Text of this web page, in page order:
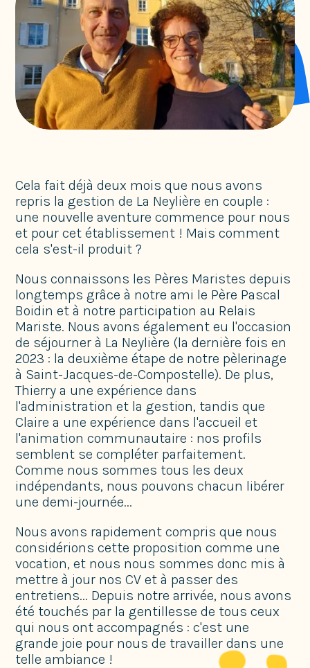
Non catégorisé
Cela fait déjà deux mois que nous avons
repris la gestion de La Neylière en couple :
une nouvelle aventure commence pour nous
et pour cet établissement ! Mais comment
cela s'est-il produit ?
Nous connaissons les Pères Maristes depuis
longtemps grâce à notre ami le Père Pascal
Boidin et à notre participation au Relais
Mariste. Nous avons également eu l'occasion
de séjourner à La Neylière (la dernière fois en
2023 : la deuxième étape de notre pèlerinage
à Saint-Jacques-de-Compostelle). De plus,
Thierry a une expérience dans
l'administration et la gestion, tandis que
Claire a une expérience dans l'accueil et
l'animation communautaire : nos profils
semblent se compléter parfaitement.
Comme nous sommes tous les deux
indépendants, nous pouvons chacun libérer
une demi-journée...
Nous avons rapidement compris que nous
considérions cette proposition comme une
vocation, et nous nous sommes donc mis à
mettre à jour nos CV et à passer des
entretiens... Depuis notre arrivée, nous avons
été touchés par la gentillesse de tous ceux
qui nous ont accompagnés : c'est une
grande joie pour nous de travailler dans une
telle ambiance !